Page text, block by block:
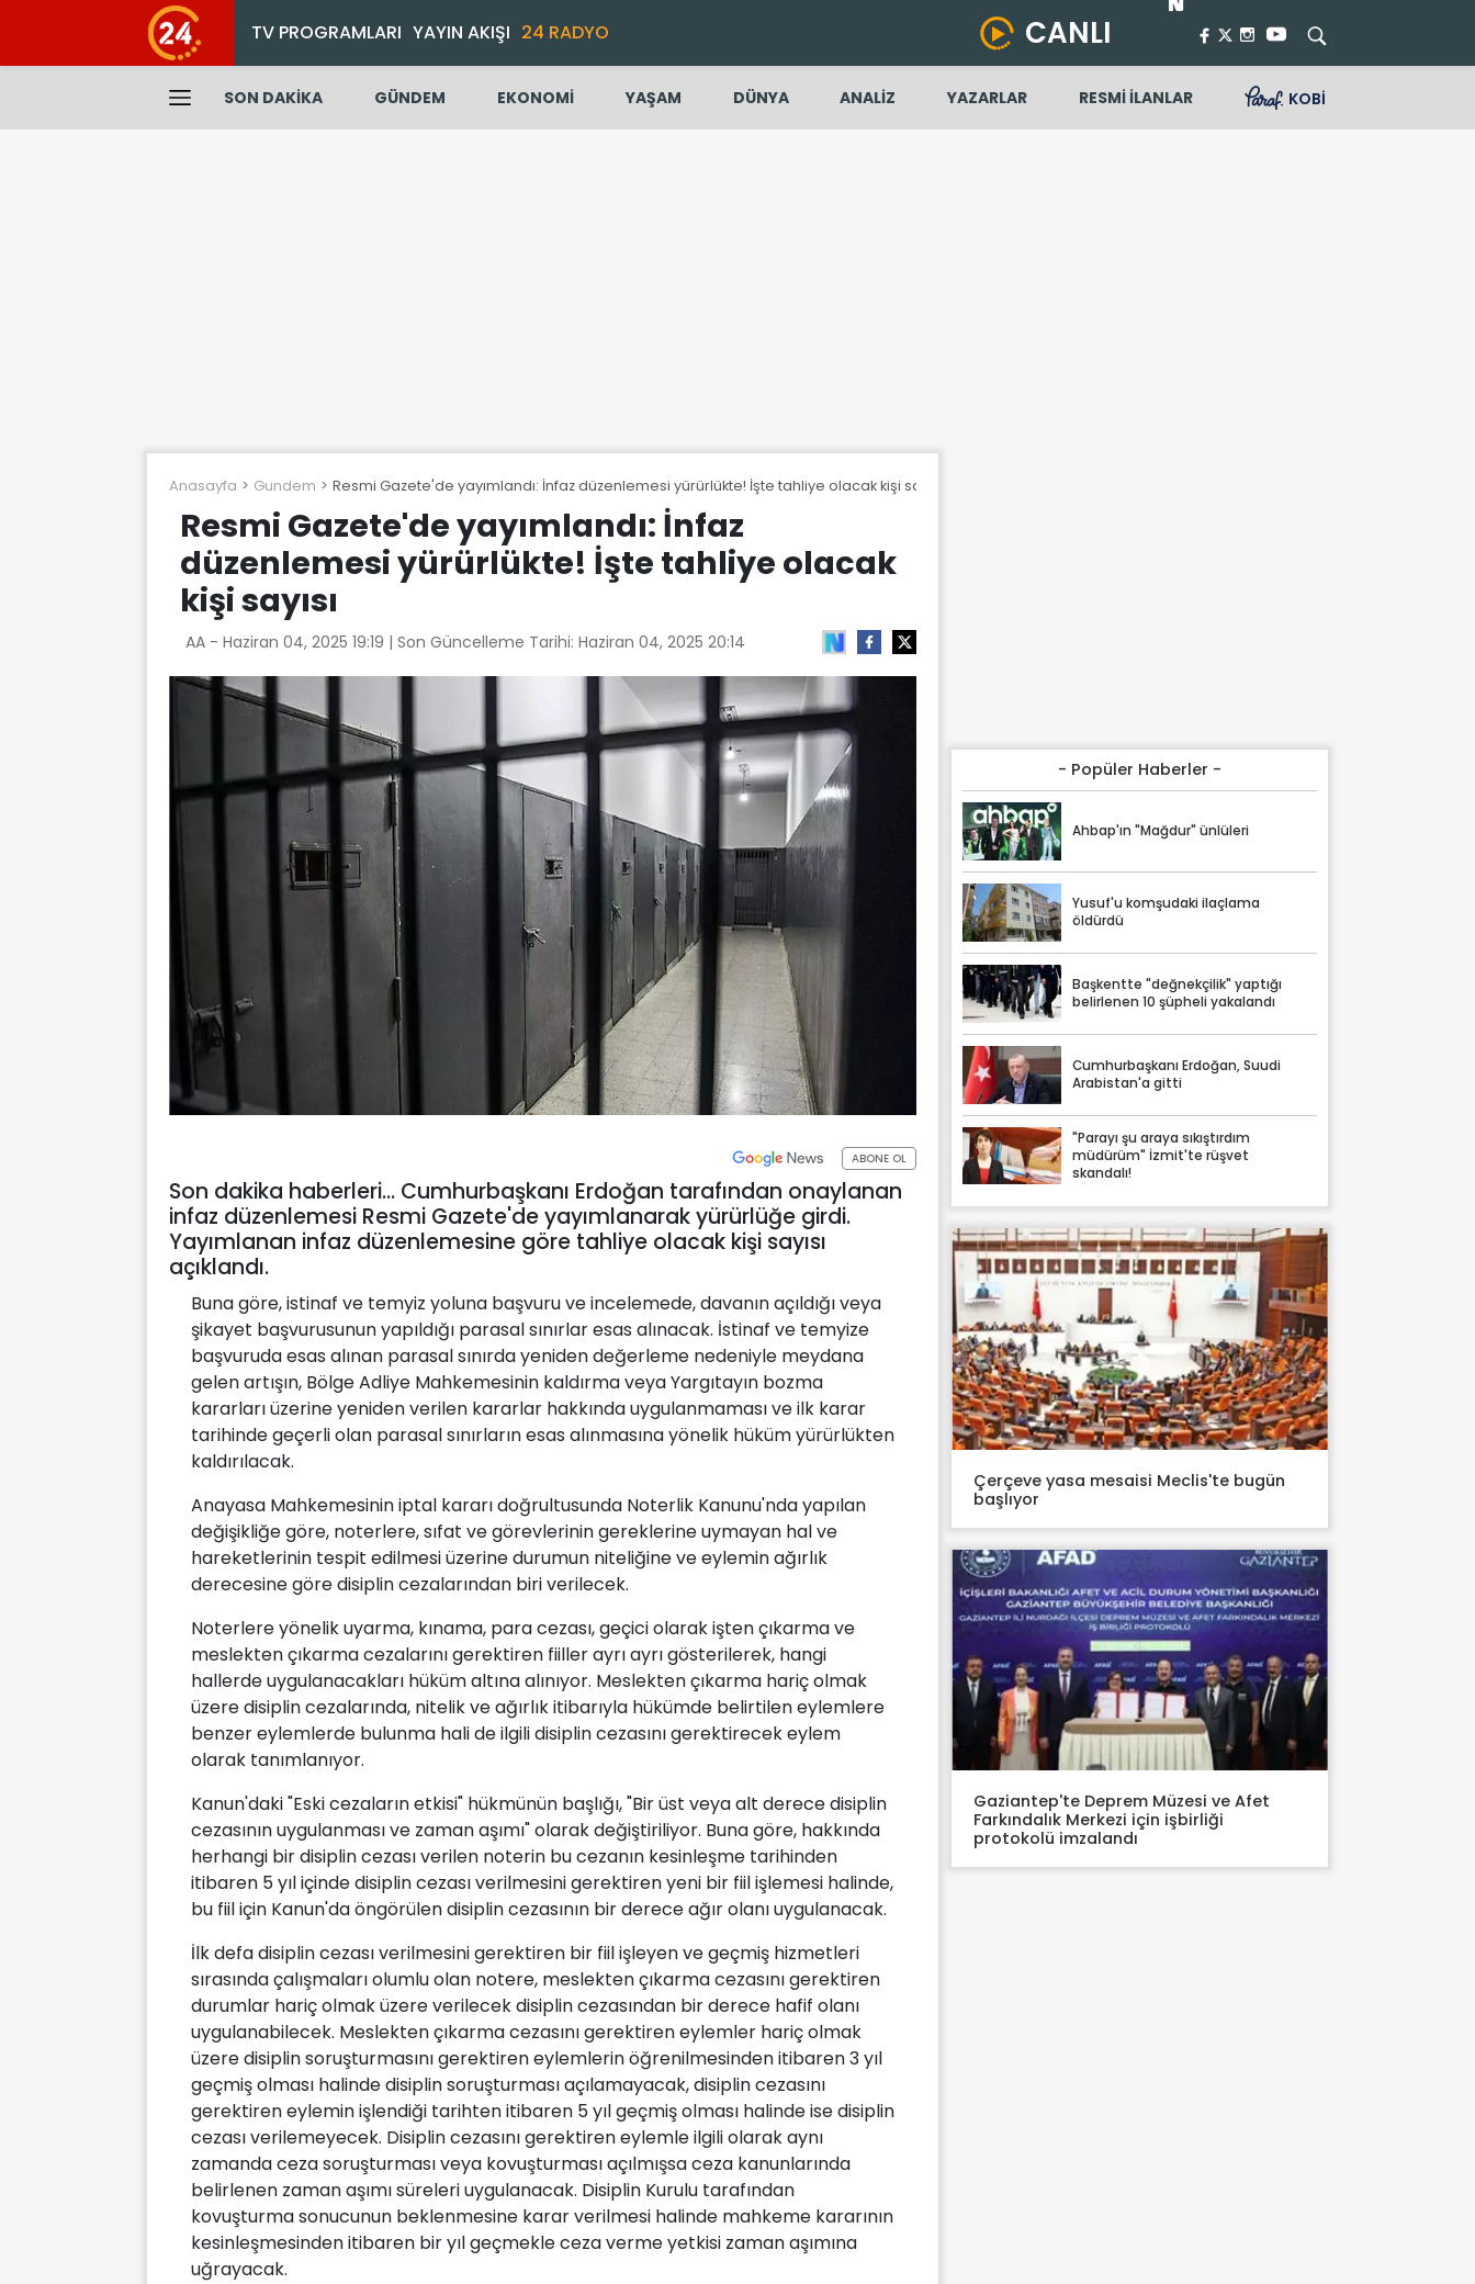
TV PROGRAMLARI YAYIN AKIŞI 24 RADYO CANLI
SON DAKİKA GÜNDEM EKONOMİ YAŞAM DÜNYA ANALİZ YAZARLAR RESMİ İLANLAR KOBİ
Anasayfa Gundem Resmi Gazete'de yayımlandı: İnfaz düzenlemesi yürürlükte! İşte tahliye olacak kişi sayısı
Resmi Gazete'de yayımlandı: İnfaz
düzenlemesi yürürlükte! İşte tahliye olacak
kişi sayısı
AA - Haziran 04, 2025 19:19 | Son Güncelleme Tarihi: Haziran 04, 2025 20:14
ABONE OL
Son dakika haberleri... Cumhurbaşkanı Erdoğan tarafından onaylanan
infaz düzenlemesi Resmi Gazete'de yayımlanarak yürürlüğe girdi.
Yayımlanan infaz düzenlemesine göre tahliye olacak kişi sayısı
açıklandı.
Buna göre, istinaf ve temyiz yoluna başvuru ve incelemede, davanın açıldığı veya
şikayet başvurusunun yapıldığı parasal sınırlar esas alınacak. İstinaf ve temyize
başvuruda esas alınan parasal sınırda yeniden değerleme nedeniyle meydana
gelen artışın, Bölge Adliye Mahkemesinin kaldırma veya Yargıtayın bozma
kararları üzerine yeniden verilen kararlar hakkında uygulanmaması ve ilk karar
tarihinde geçerli olan parasal sınırların esas alınmasına yönelik hüküm yürürlükten
kaldırılacak.
Anayasa Mahkemesinin iptal kararı doğrultusunda Noterlik Kanunu'nda yapılan
değişikliğe göre, noterlere, sıfat ve görevlerinin gereklerine uymayan hal ve
hareketlerinin tespit edilmesi üzerine durumun niteliğine ve eylemin ağırlık
derecesine göre disiplin cezalarından biri verilecek.
Noterlere yönelik uyarma, kınama, para cezası, geçici olarak işten çıkarma ve
meslekten çıkarma cezalarını gerektiren fiiller ayrı ayrı gösterilerek, hangi
hallerde uygulanacakları hüküm altına alınıyor. Meslekten çıkarma hariç olmak
üzere disiplin cezalarında, nitelik ve ağırlık itibarıyla hükümde belirtilen eylemlere
benzer eylemlerde bulunma hali de ilgili disiplin cezasını gerektirecek eylem
olarak tanımlanıyor.
Kanun'daki "Eski cezaların etkisi" hükmünün başlığı, "Bir üst veya alt derece disiplin
cezasının uygulanması ve zaman aşımı" olarak değiştiriliyor. Buna göre, hakkında
herhangi bir disiplin cezası verilen noterin bu cezanın kesinleşme tarihinden
itibaren 5 yıl içinde disiplin cezası verilmesini gerektiren yeni bir fiil işlemesi halinde,
bu fiil için Kanun'da öngörülen disiplin cezasının bir derece ağır olanı uygulanacak.
İlk defa disiplin cezası verilmesini gerektiren bir fiil işleyen ve geçmiş hizmetleri
sırasında çalışmaları olumlu olan notere, meslekten çıkarma cezasını gerektiren
durumlar hariç olmak üzere verilecek disiplin cezasından bir derece hafif olanı
uygulanabilecek. Meslekten çıkarma cezasını gerektiren eylemler hariç olmak
üzere disiplin soruşturmasını gerektiren eylemlerin öğrenilmesinden itibaren 3 yıl
geçmiş olması halinde disiplin soruşturması açılamayacak, disiplin cezasını
gerektiren eylemin işlendiği tarihten itibaren 5 yıl geçmiş olması halinde ise disiplin
cezası verilemeyecek. Disiplin cezasını gerektiren eylemle ilgili olarak aynı
zamanda ceza soruşturması veya kovuşturması açılmışsa ceza kanunlarında
belirlenen zaman aşımı süreleri uygulanacak. Disiplin Kurulu tarafından
kovuşturma sonucunun beklenmesine karar verilmesi halinde mahkeme kararının
kesinleşmesinden itibaren bir yıl geçmekle ceza verme yetkisi zaman aşımına
uğrayacak.
- Popüler Haberler -
Ahbap'ın "Mağdur" ünlüleri
Yusuf'u komşudaki ilaçlama
öldürdü
Başkentte "değnekçilik" yaptığı
belirlenen 10 şüpheli yakalandı
Cumhurbaşkanı Erdoğan, Suudi
Arabistan'a gitti
"Parayı şu araya sıkıştırdım
müdürüm" İzmit'te rüşvet
skandalı!
Çerçeve yasa mesaisi Meclis'te bugün
başlıyor
Gaziantep'te Deprem Müzesi ve Afet
Farkındalık Merkezi için işbirliği
protokolü imzalandı